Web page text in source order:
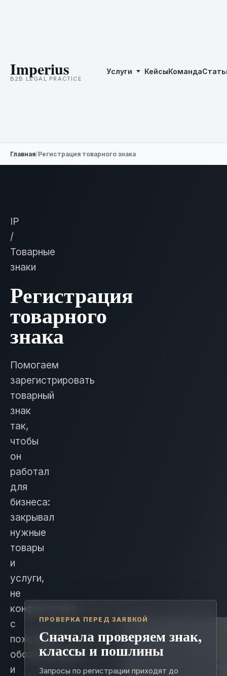
Imperius
B2B LEGAL PRACTICE
Услуги КейсыКоманда
Главная/Регистрация товарного знака
IP
/
Товарные
знаки
Регистрация
товарного
знака
Помогаем
зарегистрировать
товарный
знак
так,
чтобы
он
работал
для
бизнеса:
закрывал
нужные
товары
и
услуги,
не
конфликтовал
с
похожими
обозначениями
и
ПРОВЕРКА ПЕРЕД ЗАЯВКОЙ
Сначала проверяем знак,
классы и пошлины
Запросы по регистрации приходят до